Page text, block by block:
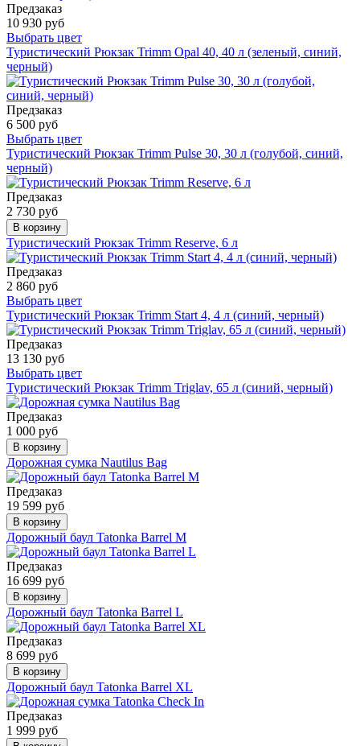
Предзаказ
10 930 руб
Выбрать цвет
Туристический Рюкзак Trimm Opal 40, 40 л (зеленый, синий,
черный)
Предзаказ
6 500 руб
Выбрать цвет
Туристический Рюкзак Trimm Pulse 30, 30 л (голубой, синий,
черный)
Предзаказ
2 730 руб
В корзину
Туристический Рюкзак Trimm Reserve, 6 л
Предзаказ
2 860 руб
Выбрать цвет
Туристический Рюкзак Trimm Start 4, 4 л (синий, черный)
Предзаказ
13 130 руб
Выбрать цвет
Туристический Рюкзак Trimm Triglav, 65 л (синий, черный)
Предзаказ
1 000 руб
В корзину
Дорожная сумка Nautilus Bag
Предзаказ
19 599 руб
В корзину
Дорожный баул Tatonka Barrel M
Предзаказ
16 699 руб
В корзину
Дорожный баул Tatonka Barrel L
Предзаказ
8 699 руб
В корзину
Дорожный баул Tatonka Barrel XL
Предзаказ
1 999 руб